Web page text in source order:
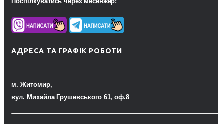
АДРЕСА ТА ГРАФІК РОБОТИ
м. Житомир,
вул. Михайла Грушевського 61, оф.8